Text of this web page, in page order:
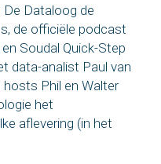
De Dataloog de
de officiële podcast
Soudal Quick-Step
data-analist Paul van
Phil en Walter
het
aflevering (in het